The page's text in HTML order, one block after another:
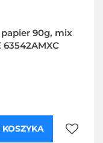
90g, mix